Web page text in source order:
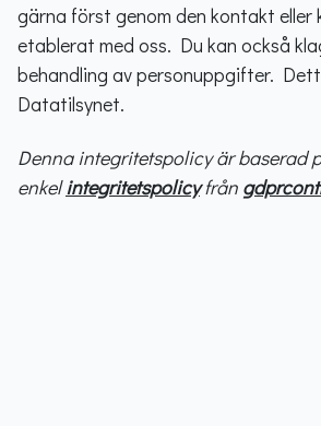
gärna först genom den kontakt eller
etablerat med oss. Du kan också
behandling av personuppgifter.
Datatilsynet.
Denna integritetspolicy är baserad
enkelintegritetspolicyfrån